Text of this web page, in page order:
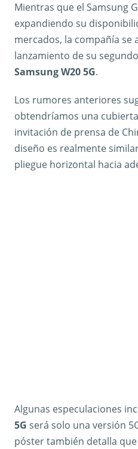
Mientras que el Samsung
expandiendo su
mercados, la compañía se
lanzamiento de su
Samsung W20 5G.
Los rumores anteriores
obtendríamos una
invitación de prensa de
diseño es realmente
pliegue horizontal hacia
Algunas especulaciones
5G será solo una versión
póster también detalla